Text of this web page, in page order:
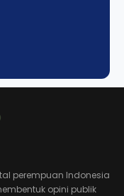
perempuan Indonesia
opini publik